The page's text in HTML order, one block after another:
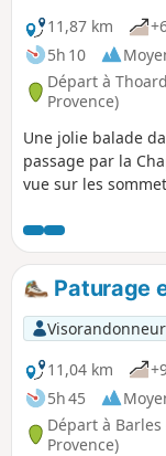
11,87 km
5h 10
Départ à
Provence)
Une jolie balade
passage par la
vue sur les
Paturage
Visorandonneur
11,04 km
5h 45
Départ à
Provence)